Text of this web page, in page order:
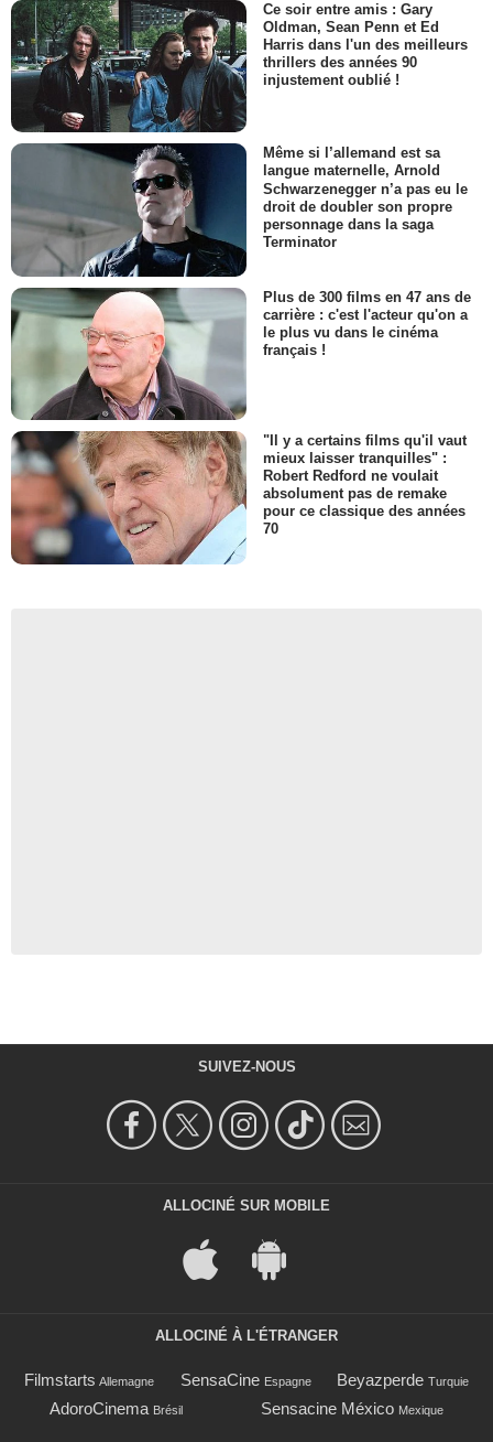
Ce soir entre amis : Gary
Oldman, Sean Penn et Ed
Harris dans l'un des meilleurs
thrillers des années 90
injustement oublié !
Même si l’allemand est sa
langue maternelle, Arnold
Schwarzenegger n’a pas eu le
droit de doubler son propre
personnage dans la saga
Terminator
Plus de 300 films en 47 ans de
carrière : c'est l'acteur qu'on a
le plus vu dans le cinéma
français !
"Il y a certains films qu'il vaut
mieux laisser tranquilles" :
Robert Redford ne voulait
absolument pas de remake
pour ce classique des années
70
SUIVEZ-NOUS
ALLOCINÉ SUR MOBILE
ALLOCINÉ À L'ÉTRANGER
Filmstarts Allemagne SensaCine Espagne Beyazperde Turquie
AdoroCinema Brésil Sensacine México Mexique